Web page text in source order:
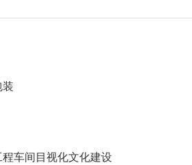
车间目视化文化建设